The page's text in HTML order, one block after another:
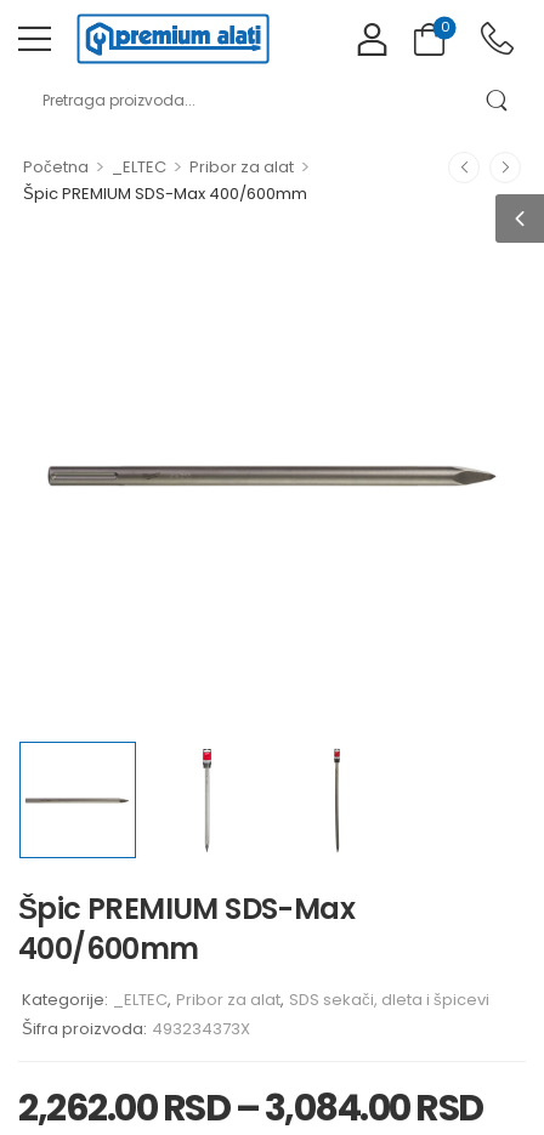
0
Početna > _ELTEC > Pribor za alat >
Špic PREMIUM SDS-Max 400/600mm
Špic PREMIUM SDS-Max
400/600mm
Kategorije: _ELTEC, Pribor za alat, SDS sekači, dleta i špicevi
Šifra proizvoda: 493234373X
2,262.00RSD–3,084.00RSD